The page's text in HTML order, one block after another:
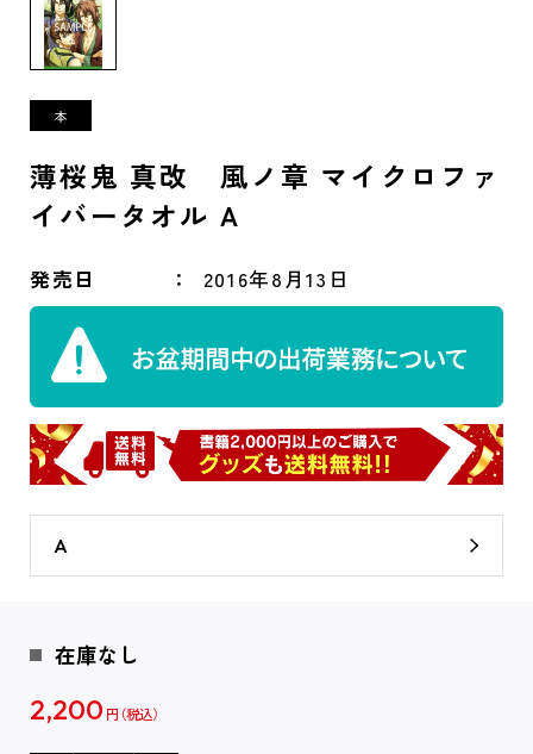
薄桜鬼 真改 風ノ章 マイクロファ
イバータオル A
発売日 2016年8月13日
A
在庫なし
2,200 円